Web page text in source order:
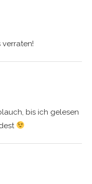
bis ich gelesen